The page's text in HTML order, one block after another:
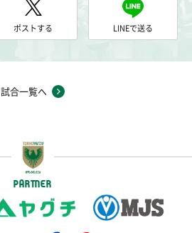
ポストする LINEで送る
試合一覧へ
PARTNER